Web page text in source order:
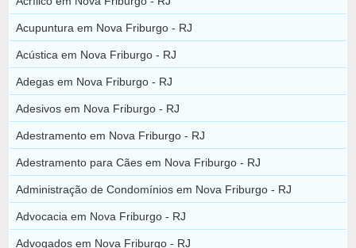
Acupuntura em Nova Friburgo - RJ
Acústica em Nova Friburgo - RJ
Adegas em Nova Friburgo - RJ
Adesivos em Nova Friburgo - RJ
Adestramento em Nova Friburgo - RJ
Adestramento para Cães em Nova Friburgo - RJ
Administração de Condomínios em Nova Friburgo - RJ
Advocacia em Nova Friburgo - RJ
Advogados em Nova Friburgo - RJ